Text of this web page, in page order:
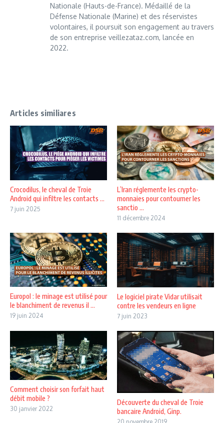
Nationale (Hauts-de-France). Médaillé de la
Défense Nationale (Marine) et des réservistes
volontaires, il poursuit son engagement au travers
de son entreprise veillezataz.com, lancée en
2022.
Articles similiares
Crocodilus, le cheval de Troie
Android qui infiltre les contacts ...
7 juin 2025
L’Iran réglemente les crypto-
monnaies pour contourner les
sanctio ...
11 décembre 2024
Europol : le minage est utilisé pour
le blanchiment de revenus il ...
19 juin 2024
Le logiciel pirate Vidar utilisait
contre les vendeurs en ligne
7 juin 2023
Comment choisir son forfait haut
débit mobile ?
30 janvier 2022
Découverte du cheval de Troie
bancaire Android, Ginp.